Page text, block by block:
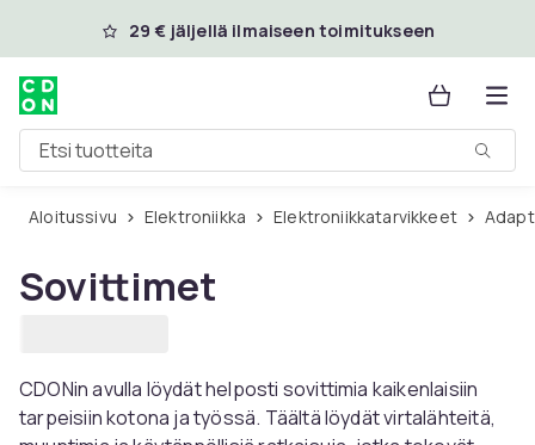
Ohita ja siirry pääsisältöön
29 € jäljellä ilmaiseen toimitukseen
Etsi tuotteita
Aloitussivu Elektroniikka Elektroniikkatarvikkeet
Sovittimet
CDONin avulla löydät helposti sovittimia kaikenlaisiin
tarpeisiin kotona ja työssä. Täältä löydät virtalähteitä,